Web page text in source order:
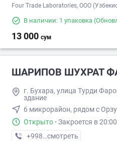
Four Trade Laboratories, ООО
В наличии: 1 упаковка
13 000 сум
ШАРИПОВ ШУХРАТ
г. Бухара, улица Турди
здание
6 микрорайон, рядом с Орзу
Открыто · Закроется в 20:00
+998 (91) XXX-XX-XX
смотреть